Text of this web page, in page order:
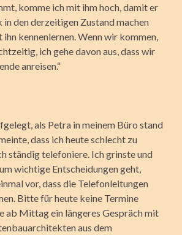
komme ich mit ihm hoch, damit er
in den derzeitigen Zustand machen
ihn kennenlernen. Wenn wir kommen,
ich gehe davon aus, dass wir
anreisen.“
als Petra in meinem Büro stand
dass ich heute schlecht zu
ständig telefoniere. Ich grinste und
wichtige Entscheidungen geht,
vor, dass die Telefonleitungen
Bitte für heute keine Termine
ab Mittag ein längeres Gespräch mit
aus dem